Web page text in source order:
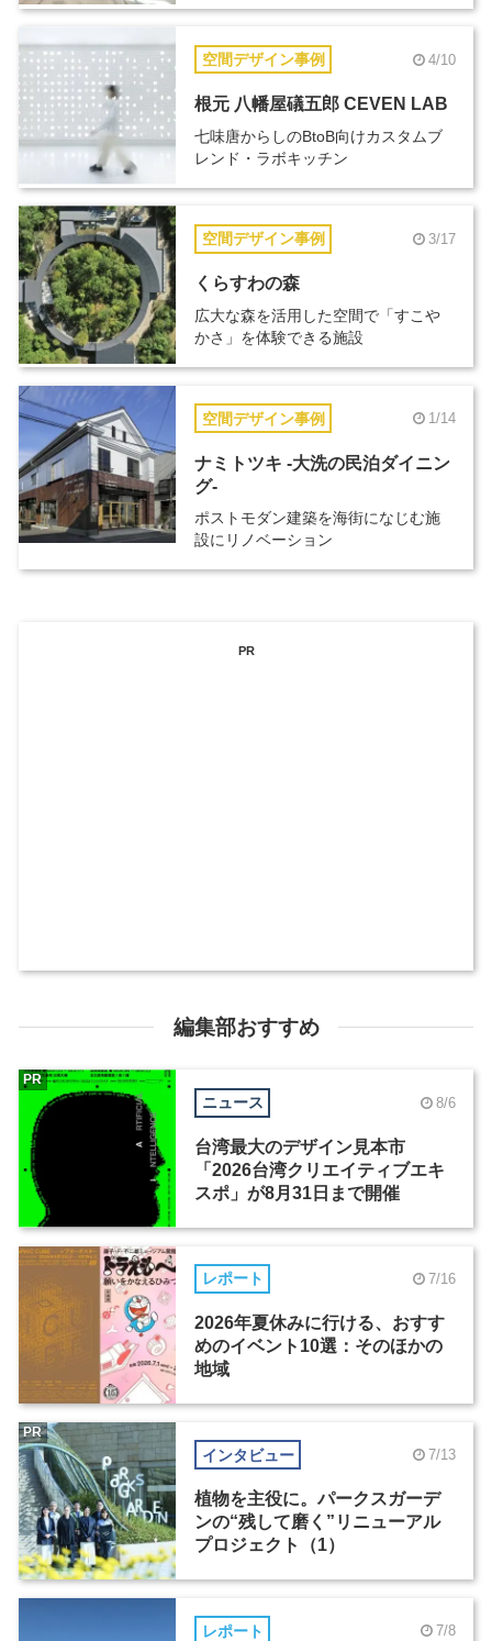
空間デザイン事例 4/10
根元 八幡屋礒五郎 CEVEN LAB
七味唐からしのBtoB向けカスタムブ
レンド・ラボキッチン
空間デザイン事例 3/17
くらすわの森
広大な森を活用した空間で「すこや
かさ」を体験できる施設
空間デザイン事例 1/14
ナミトツキ -大洗の民泊ダイニン
グ-
ポストモダン建築を海街になじむ施
設にリノベーション
PR
編集部おすすめ
ニュース 8/6
台湾最大のデザイン見本市
「2026台湾クリエイティブエキ
スポ」が8月31日まで開催
PR
レポート 7/16
2026年夏休みに行ける、おすす
めのイベント10選：そのほかの
地域
インタビュー 7/13
植物を主役に。パークスガーデ
ンの“残して磨く”リニューアル
プロジェクト（1）
PR
レポート 7/8